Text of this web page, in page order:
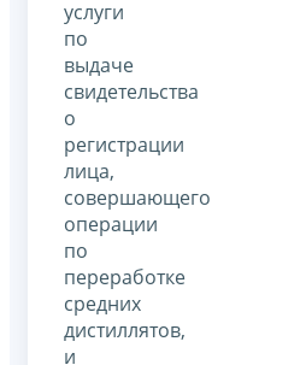
услуги
по
выдаче
свидетельства
о
регистрации
лица,
совершающего
операции
по
переработке
средних
дистиллятов,
и